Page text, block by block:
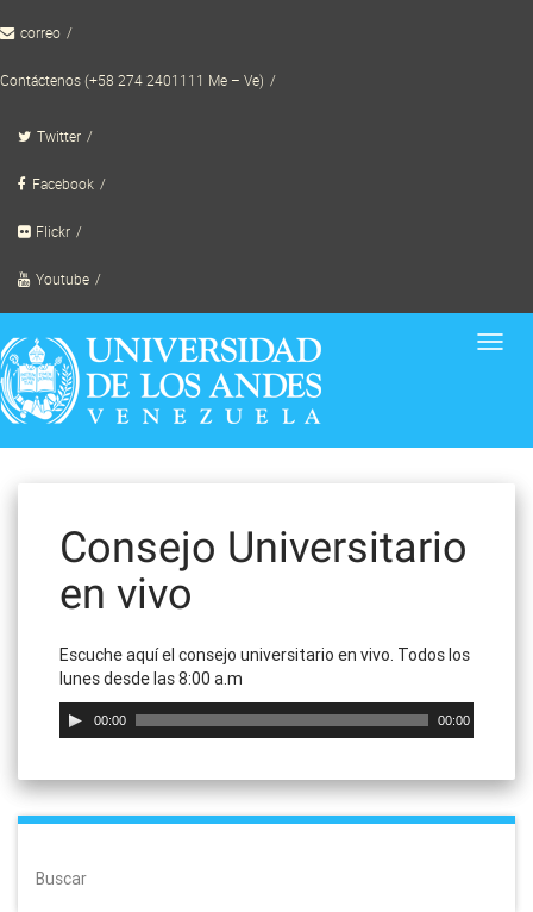
to correo
Contáctenos (+58 274 2401111 Me – Ve)
Twitter
Facebook
Flickr
Youtube
Consejo Universitario
en vivo
Escuche aquí el consejo universitario en vivo. Todos los
lunes desde las 8:00 a.m
R
e
r
c
00:00 00:00
Buscar